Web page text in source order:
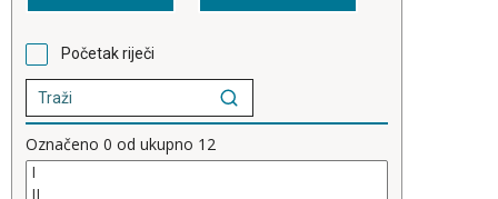
Početak riječi
Označeno 0 od ukupno 12